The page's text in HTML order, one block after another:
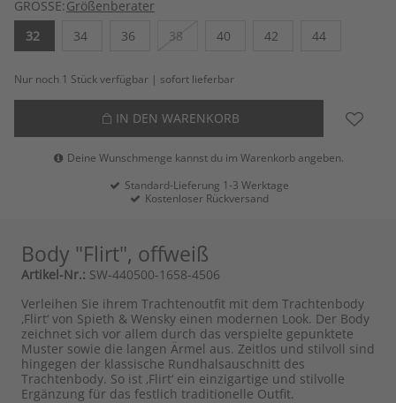
GRÖSSE:Größenberater
32
34 36 38 40 42 44
Nur noch 1 Stück verfügbar | sofort lieferbar
IN DEN WARENKORB
Deine Wunschmenge kannst du im Warenkorb angeben.
Standard-Lieferung 1-3 Werktage
Kostenloser Rückversand
Body "Flirt", offweiß
Artikel-Nr.: SW-440500-1658-4506
Verleihen Sie ihrem Trachtenoutfit mit dem Trachtenbody
‚Flirt‘ von Spieth & Wensky einen modernen Look. Der Body
zeichnet sich vor allem durch das verspielte gepunktete
Muster sowie die langen Ärmel aus. Zeitlos und stilvoll sind
hingegen der klassische Rundhalsauschnitt des
Trachtenbody. So ist ‚Flirt‘ ein einzigartige und stilvolle
Ergänzung für das festlich traditionelle Outfit.